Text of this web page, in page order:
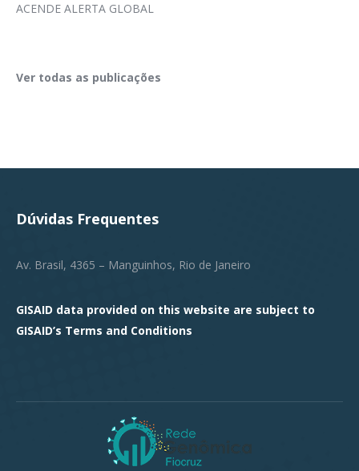
ACENDE ALERTA GLOBAL
Ver todas as publicações
Dúvidas Frequentes
Av. Brasil, 4365 – Manguinhos, Rio de Janeiro
GISAID data provided on this website are subject to
GISAID’s Terms and Conditions